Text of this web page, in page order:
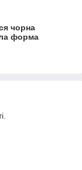
чорна
форма